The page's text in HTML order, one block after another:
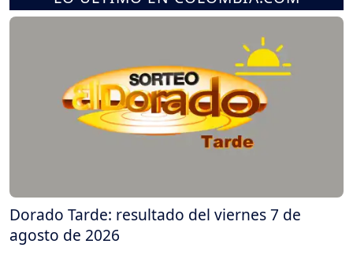
Dorado Tarde: resultado del viernes 7 de
agosto de 2026